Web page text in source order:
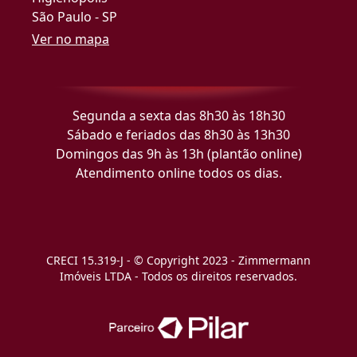
São Paulo - SP
Ver no mapa
Segunda a sexta das 8h30 às 18h30
Sábado e feriados das 8h30 às 13h30
Domingos das 9h às 13h (plantão online)
Atendimento online todos os dias.
CRECI 15.319-J - © Copyright 2023 - Zimmermann
Imóveis LTDA - Todos os direitos reservados.